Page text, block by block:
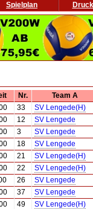
Spielplan
Nr. Team A
33 SV Lengede(H)
12 SV Lengede
3 SV Lengede
18 SV Lengede
21 SV Lengede(H)
22 SV Lengede(H)
26 SV Lengede
37 SV Lengede
49 SV Lengede(H)